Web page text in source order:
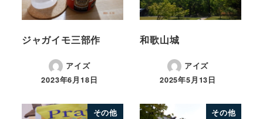
ジャガイモ三部作
アイズ
2023年6月18日
和歌山城
アイズ
2025年5月13日
その他 その他